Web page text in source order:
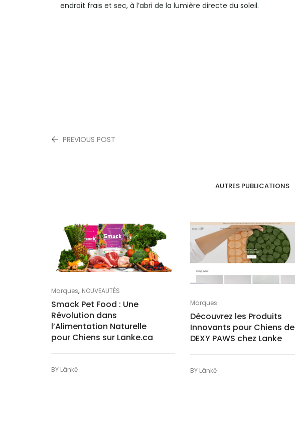
endroit frais et sec, à l’abri de la lumière directe du soleil.
PREVIOUS POST
AUTRES PUBLICATIONS
Marques, NOUVEAUTÉS
Smack Pet Food : Une
Révolution dans
l’Alimentation Naturelle
pour Chiens sur Lanke.ca
BY Länkē
Marques
Découvrez les Produits
Innovants pour Chiens de
DEXY PAWS chez Lanke
BY Länkē